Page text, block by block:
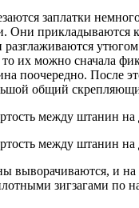
заплатки
Они прикладываются
разглаживаются
то их можно сначала
поочередно. После
общий
выворачиваются, и на
зигзагами по